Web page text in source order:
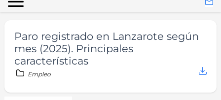
Paro registrado en Lanzarote según
mes (2025). Principales
características
Empleo